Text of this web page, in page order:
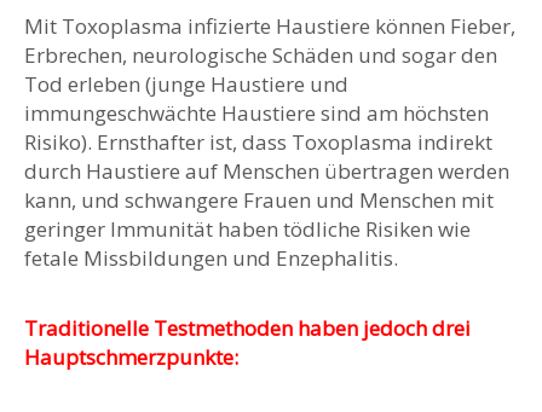
Mit Toxoplasma infizierte Haustiere können Fieber,
Erbrechen, neurologische Schäden und sogar den
Tod erleben (junge Haustiere und
immungeschwächte Haustiere sind am höchsten
Risiko). Ernsthafter ist, dass Toxoplasma indirekt
durch Haustiere auf Menschen übertragen werden
kann, und schwangere Frauen und Menschen mit
geringer Immunität haben tödliche Risiken wie
fetale Missbildungen und Enzephalitis.
Traditionelle Testmethoden haben jedoch drei
Hauptschmerzpunkte: